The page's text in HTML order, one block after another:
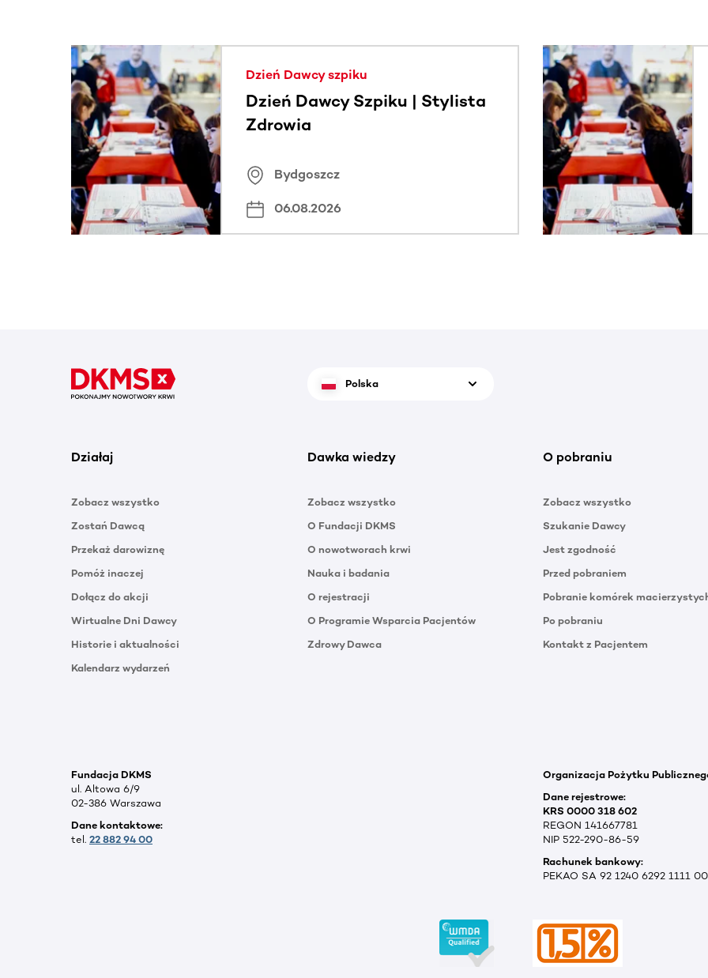
Ta sekcja zawiera treści przewijane w poziomie. Użyj klawisza Tab lub przesuń palcem, aby zobaczyć
Dzień Dawcy szpiku
Dzień Dawcy Szpiku | Stylista
Zdrowia
Bydgoszcz
06.08.2026
Polska
Działaj
Zobacz wszystko
Zostań Dawcą
Przekaż darowiznę
Pomóż inaczej
Dołącz do akcji
Wirtualne Dni Dawcy
Historie i aktualności
Kalendarz wydarzeń
Dawka wiedzy
Zobacz wszystko
O Fundacji DKMS
O nowotworach krwi
Nauka i badania
O rejestracji
O Programie Wsparcia Pacjentów
Zdrowy Dawca
O pobraniu
Zobacz wszystko
Szukanie Dawcy
Jest zgodność
Przed pobraniem
Pobranie komórek
Po pobraniu
Kontakt z Pacjentem
Fundacja DKMS
ul. Altowa 6/9
02-386 Warszawa
Dane kontaktowe:
tel. 22 882 94 00
Organizacja Pożytku
Dane rejestrowe:
KRS 0000 318 602
REGON 141667781
NIP 522-290-86-59
Rachunek bankowy:
PEKAO SA 92 1240 6292 1111